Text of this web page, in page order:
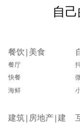
自
餐饮|美食
餐厅
快餐
海鲜
建筑|房地产|建